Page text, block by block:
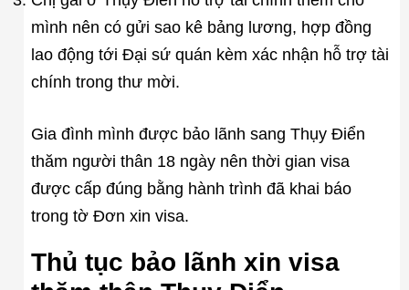
mình nên có gửi sao kê bảng lương, hợp đồng
lao động tới Đại sứ quán kèm xác nhận hỗ trợ tài
chính trong thư mời.
Gia đình mình được bảo lãnh sang Thụy Điển
thăm người thân 18 ngày nên thời gian visa
được cấp đúng bằng hành trình đã khai báo
trong tờ Đơn xin visa.
Thủ tục bảo lãnh xin visa